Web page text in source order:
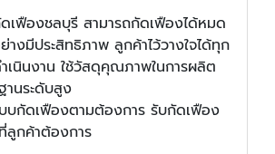
เฟืองชลบุรี สามารถกัดเฟืองได้หมด
งมีประสิทธิภาพ ลูกค้าไว้วางใจได้ทุก
เนินงาน ใช้วัสดุคุณภาพในการผลิต
านระดับสูง
บกัดเฟืองตามต้องการ รับกัดเฟือง
ลูกค้าต้องการ